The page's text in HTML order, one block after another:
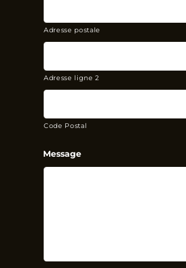
Adresse postale
Adresse ligne 2
Code Postal
Message